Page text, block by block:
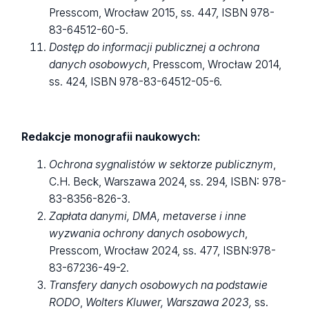
Presscom, Wrocław 2015, ss. 447, ISBN 978-
83-64512-60-5.
Dostęp do informacji publicznej a ochrona
danych osobowych , Presscom, Wrocław 2014,
ss. 424, ISBN 978-83-64512-05-6.
Redakcje monografii naukowych:
Ochrona sygnalistów w sektorze publicznym,
C.H. Beck, Warszawa 2024, ss. 294, ISBN: 978-
83-8356-826-3.
Zapłata danymi, DMA, metaverse i inne
wyzwania ochrony danych osobowych,
Presscom, Wrocław 2024, ss. 477, ISBN:978-
83-67236-49-2.
Transfery danych osobowych na podstawie
RODO, Wolters Kluwer, Warszawa 2023,ss.